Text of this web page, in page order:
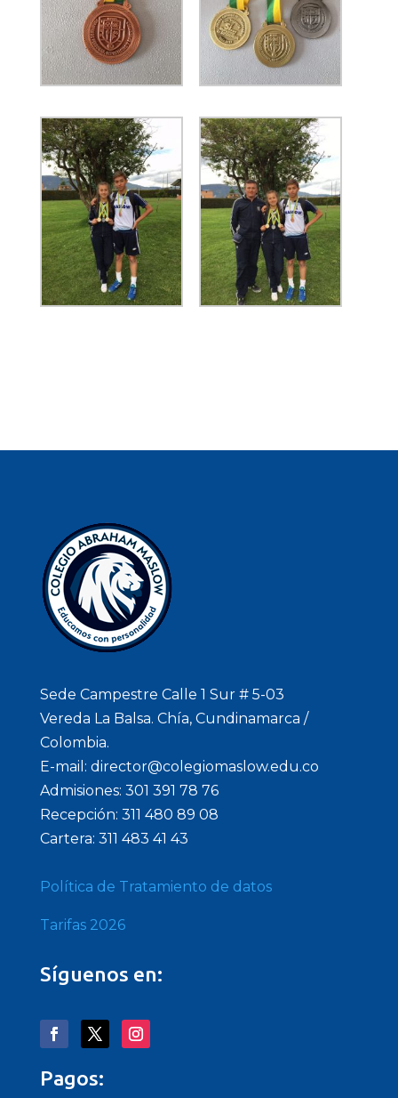
Sede Campestre Calle 1 Sur # 5-03
Vereda La Balsa. Chía, Cundinamarca /
Colombia.
E-mail: director@colegiomaslow.edu.co
Admisiones: 301 391 78 76
Recepción: 311 480 89 08
Cartera: 311 483 41 43
Política de Tratamiento de datos
Tarifas 2026
Síguenos en:
Pagos: